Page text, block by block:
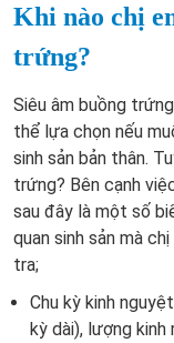
Khi nào chị
trứng?
Siêu âm buồng
thể lựa chọn nếu
sinh sản bản thân.
trứng? Bên cạnh
sau đây là một số
quan sinh sản mà
tra;
Chu kỳ kinh
kỳ dài), lượng kinh